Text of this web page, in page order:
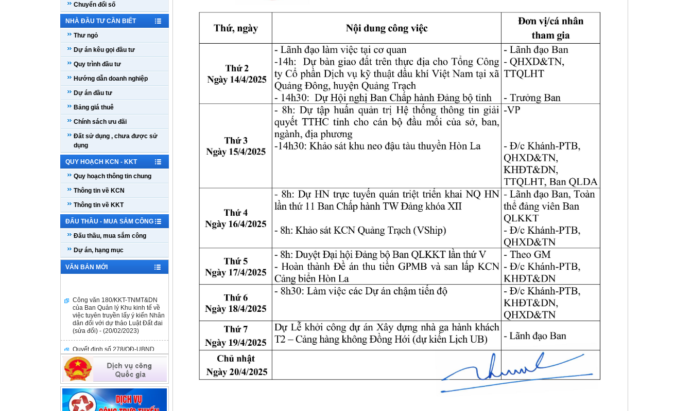
Chuyển đổi số
NHÀ ĐẦU TƯ CẦN BIẾT
Thư ngỏ
Dự án kêu gọi đầu tư
Quy trình đầu tư
Hướng dẫn doanh nghiệp
Dự án đầu tư
Bảng giá thuê
Chính sách ưu đãi
Đất sử dụng , chưa được sử
dụng
QUY HOẠCH KCN - KKT
Quy hoạch thông tin chung
Thông tin về KCN
Thông tin về KKT
ĐẤU THẦU - MUA SẮM CÔNG
Đấu thầu, mua sắm công
Dự án, hạng mục
VĂN BẢN MỚI
của Ban Quản lý Khu kinh tế về
việc tuyên truyền lấy ý kiến Nhân
dân đối với dự thảo Luật Đất đai
(sửa đổi) - (20/02/2023)
Quyết định số 278/QĐ-UBND
ngày 14/02/2023 - (14/02/2023)
Công văn số 98/KKT-TNMT&DN
ngày 03/02/2023 - (03/02/2023)
Quyết định số 3451/QĐ-UBND
ngày 09/12/2022 - (09/12/2022)